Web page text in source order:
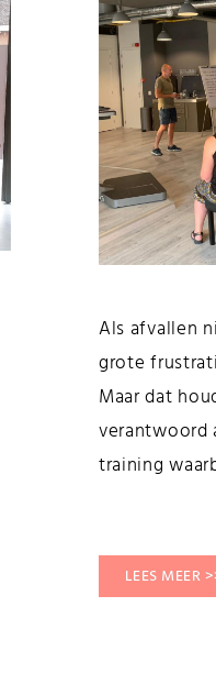
Als afvallen
grote
Maar dat
verantwoord
training
LEES MEER